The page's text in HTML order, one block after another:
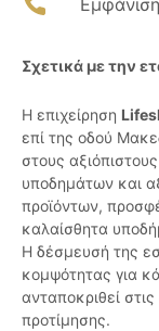
Σχετικά με την
Η επιχείρηση
επί της οδού
στους
υποδημάτων και
προϊόντων,
καλαίσθητα
Η δέσμευσή της
κομψότητας για
ανταποκριθεί
προτίμησης.